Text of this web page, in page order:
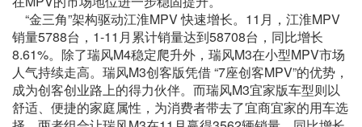
“金三角”架构驱动江淮MPV 快速增长。11月，江淮MPV
销量5788台，1-11月累计销量达到58708台，同比增长
8.61%。除了瑞风M4稳定爬升外，瑞风M3在小型MPV市场
人气持续走高。瑞风M3创客版凭借 “7座创客MPV”的优势，
成为创客创业路上的得力伙伴。而瑞风M3宜家版车型则以
舒适、便捷的家庭属性，为消费者带去了宜商宜家的用车选